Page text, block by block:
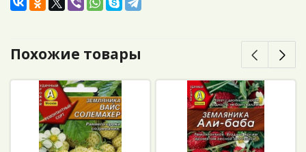
Похожие товары